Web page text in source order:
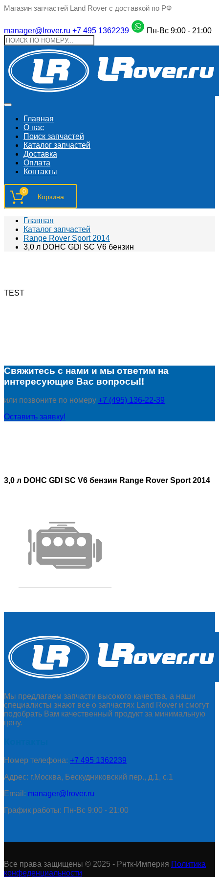
Магазин запчастей Land Rover с доставкой по РФ
manager@lrover.ru +7 495 1362239 Пн-Вс 9:00 - 21:00
Главная
О нас
Поиск запчастeй
Каталог запчастей
Доставка
Оплата
Контакты
0
Главная
Каталог запчастей
Range Rover Sport 2014
3,0 л DOHC GDI SC V6 бензин
TEST
Свяжитесь с нами и мы ответим на
интересующие Вас вопросы!!
или позвоните по номеру +7 (495) 136-22-39
Оставить заявку!
3,0 л DOHC GDI SC V6 бензин Range Rover Sport 2014
Мы предлагаем запчасти высокого качества, а наши
специалисты знают все о запчастях Land Rover и смогут
подобрать Вам качественный продукт за минимальную
цену.
Номер телефона: +7 495 1362239
Адрес: г.Москва, Бескудниковский пер., д.1, с.1
Email: manager@lrover.ru
График работы: Пн-Вс 9:00 - 21:00
Все права защищены © 2025 - Рнтк-Империя Политика
конфеденциальности